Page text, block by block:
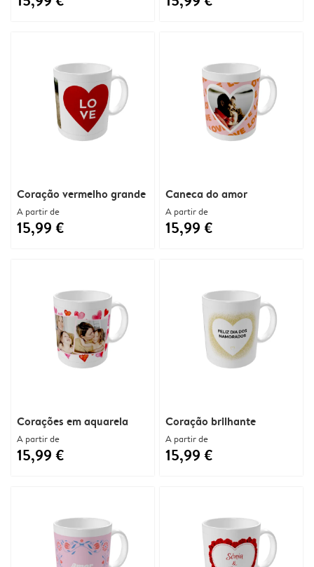
Corações em aquarela
A partir de
15,99 €
Coração vermelho grande
A partir de
15,99 €
Coração brilhante
A partir de
15,99 €
Caneca do amor
A partir de
15,99 €